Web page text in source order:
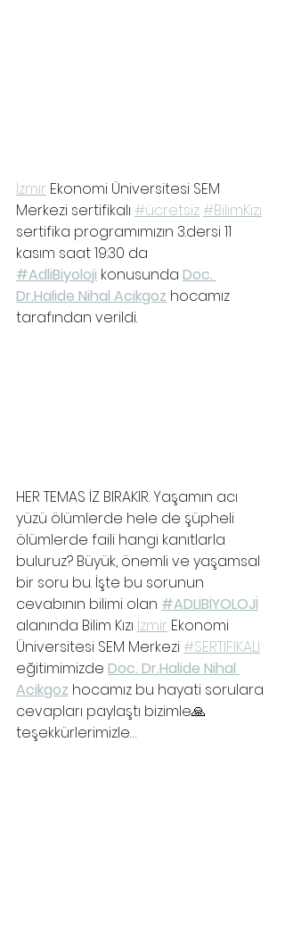
İzmir Ekonomi Üniversitesi SEM
Merkezi sertifikalı #ücretsiz#BilimKızı
sertifika programımızın 3.dersi 11
kasım saat 19:30 da
#AdliBiyoloji konusunda Doc.
Dr.Halide Nihal Acikgoz hocamız
tarafından verildi.
HER TEMAS İZ BIRAKIR. Yaşamın acı
yüzü ölümlerde hele de şüpheli
ölümlerde faili hangi kanıtlarla
buluruz? Büyük, önemli ve yaşamsal
bir soru bu. İşte bu sorunun
cevabının bilimi olan #ADLİBİYOLOJİ
alanında Bilim Kızı İzmir Ekonomi
Üniversitesi SEM Merkezi #SERTİFİKALI
eğitimimizde Doc. Dr.Halide Nihal
Acikgoz hocamız bu hayati sorulara
cevapları paylaştı bizimle🙏
teşekkürlerimizle…